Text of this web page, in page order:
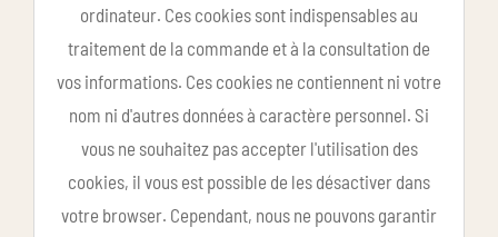
ordinateur. Ces cookies sont indispensables au
traitement de la commande et à la consultation de
vos informations. Ces cookies ne contiennent ni votre
nom ni d'autres données à caractère personnel. Si
vous ne souhaitez pas accepter l'utilisation des
cookies, il vous est possible de les désactiver dans
votre browser. Cependant, nous ne pouvons garantir